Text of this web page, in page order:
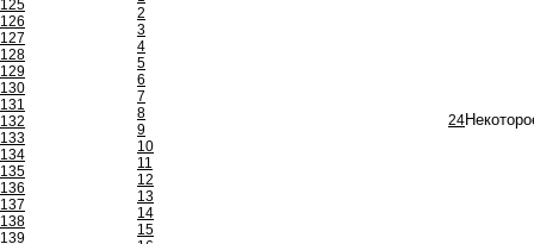
125
126
127
128
129
130
131
132
133
134
135
136
137
138
139
2
3
4
5
6
7
8
9
10
11
12
13
14
15
24